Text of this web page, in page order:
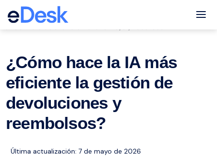
eCommerce Support Central
¿Cómo hace la IA más
eficiente la gestión de
devoluciones y
reembolsos?
Última actualización: 7 de mayo de 2026